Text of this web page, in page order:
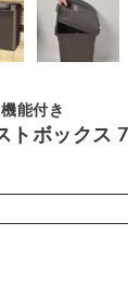
能付き
トボックス